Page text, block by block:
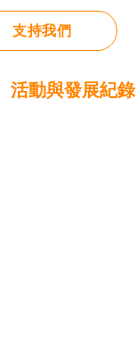
支持我們
活動與發展紀錄